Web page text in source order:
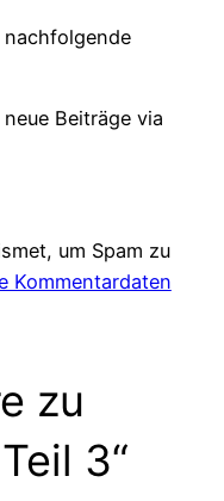
Beiträge via
um Spam zu
Kommentardaten
zu
3“